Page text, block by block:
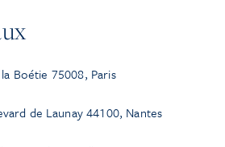
Boétie 75008, Paris
de Launay 44100, Nantes